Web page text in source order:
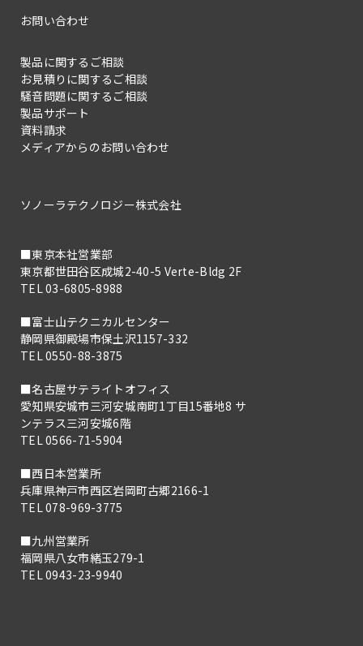
お問い合わせ
製品に関するご相談
お見積りに関するご相談
騒音問題に関するご相談
製品サポート
資料請求
メディアからのお問い合わせ
ソノーラテクノロジー株式会社
■東京本社営業部
東京都世田谷区成城2-40-5 Verte-Bldg 2F
TEL 03-6805-8988
■富士山テクニカルセンター
静岡県御殿場市保土沢1157-332
TEL 0550-88-3875
■名古屋サテライトオフィス
愛知県安城市三河安城南町1丁目15番地8 サ
ンテラス三河安城6階
TEL 0566-71-5904
■西日本営業所
兵庫県神戸市西区岩岡町古郷2166-1
TEL 078-969-3775
■九州営業所
福岡県八女市緒玉279-1
TEL 0943-23-9940